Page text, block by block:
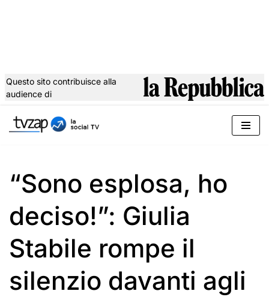
al
Questo sito contribuisce alla
audience di
“Sono esplosa, ho
deciso!”: Giulia
Stabile rompe il
silenzio davanti agli